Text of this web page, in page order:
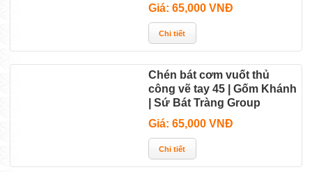
Giá: 65,000 VNĐ
Chén bát cơm vuốt thủ
công vẽ tay 45 | Gốm Khánh
| Sứ Bát Tràng Group
Giá: 65,000 VNĐ